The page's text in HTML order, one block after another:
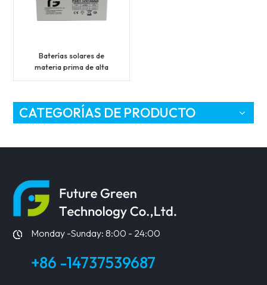
Baterías solares de
materia prima de alta
CATEGORÍAS DE PRODUCTO
Monday -Sunday: 8:00 - 24:00
+86 -14737539687